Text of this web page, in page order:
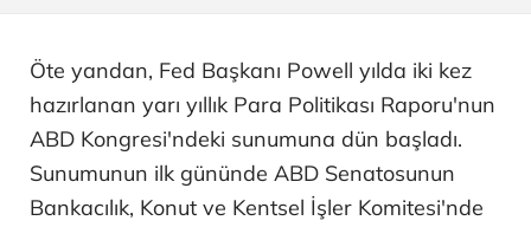
Öte yandan, Fed Başkanı Powell yılda iki kez
hazırlanan yarı yıllık Para Politikası Raporu'nun
ABD Kongresi'ndeki sunumuna dün başladı.
Sunumunun ilk gününde ABD Senatosunun
Bankacılık, Konut ve Kentsel İşler Komitesi'nde